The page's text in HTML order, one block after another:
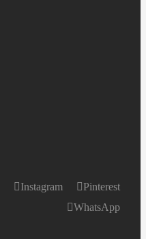
Instagram
Pinterest
WhatsApp